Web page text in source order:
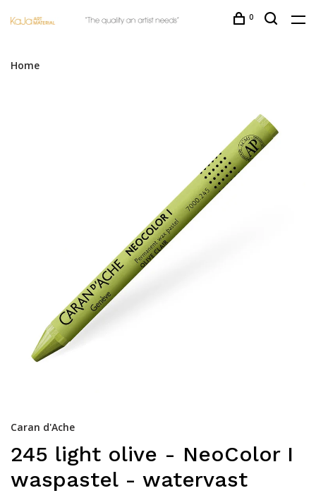
0
Home
Caran d'Ache
245 light olive - NeoColor I
waspastel - watervast